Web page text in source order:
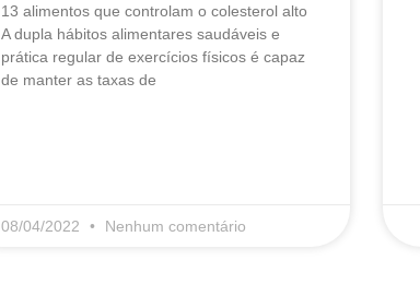
13 alimentos que controlam o colesterol alto​
A dupla hábitos alimentares saudáveis e
prática regular de exercícios físicos é capaz
de manter as taxas de
08/04/2022 Nenhum comentário